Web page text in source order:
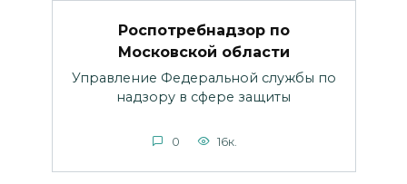
Роспотребнадзор по
Московской области
Управление Федеральной службы по
надзору в сфере защиты
0 16к.